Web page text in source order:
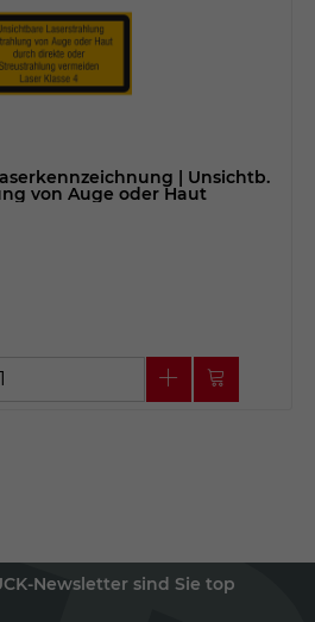
| Unsichtb.
von Auge oder Haut
Newsletter sind Sie top